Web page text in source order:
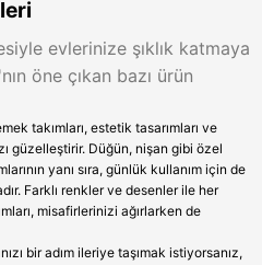
evlerinize şıklık katmaya
öne çıkan bazı ürün
takımları, estetik tasarımları ve
güzelleştirir. Düğün, nişan gibi özel
yanı sıra, günlük kullanım için de
Farklı renkler ve desenler ile her
misafirlerinizi ağırlarken de
bir adım ileriye taşımak istiyorsanız,